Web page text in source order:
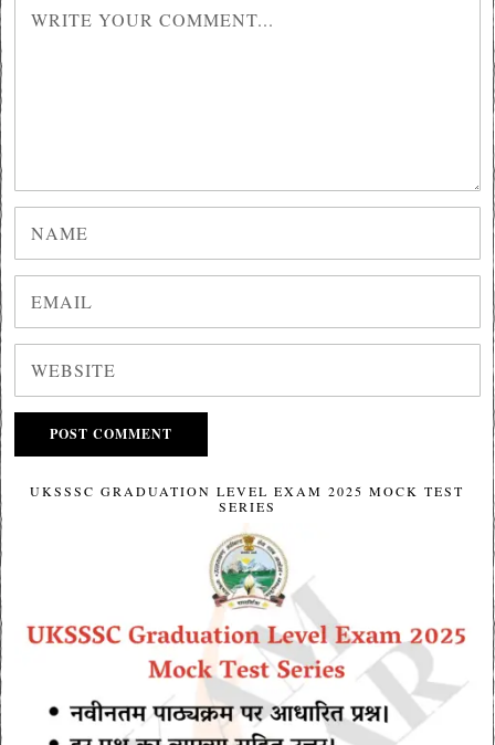
UKSSSC GRADUATION LEVEL EXAM 2025 MOCK TEST
SERIES